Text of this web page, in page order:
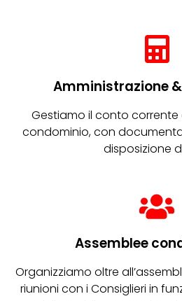
Amministrazione
Gestiamo il conto
condominio, con
disposizione
Assemblee
Organizziamo oltre
riunioni con i Consiglieri in